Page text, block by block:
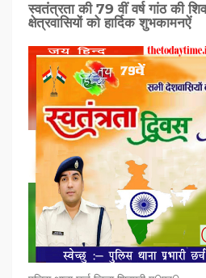
स्वतंत्रता की 79 वीं वर्ष गांठ की
क्षेत्रवासियों को हार्दिक शुभकामनऐं